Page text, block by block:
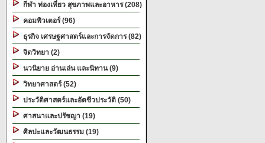
กีฬา ท่องเที่ยว สุขภาพและอาหาร (208)
คอมพิวเตอร์ (96)
ธุรกิจ เศรษฐศาสตร์และการจัดการ (82)
จิตวิทยา (2)
นวนิยาย อ่านเล่น และนิทาน (9)
วิทยาศาสตร์ (52)
ประวัติศาสตร์และอัตชีวประวัติ (50)
ศาสนาและปรัชญา (19)
ศิลปะและวัฒนธรรม (19)